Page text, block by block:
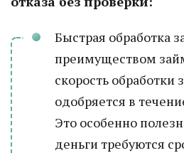
Быстрая обработка
преимуществом
скорость
одобряется в
Это особенно
деньги требуются